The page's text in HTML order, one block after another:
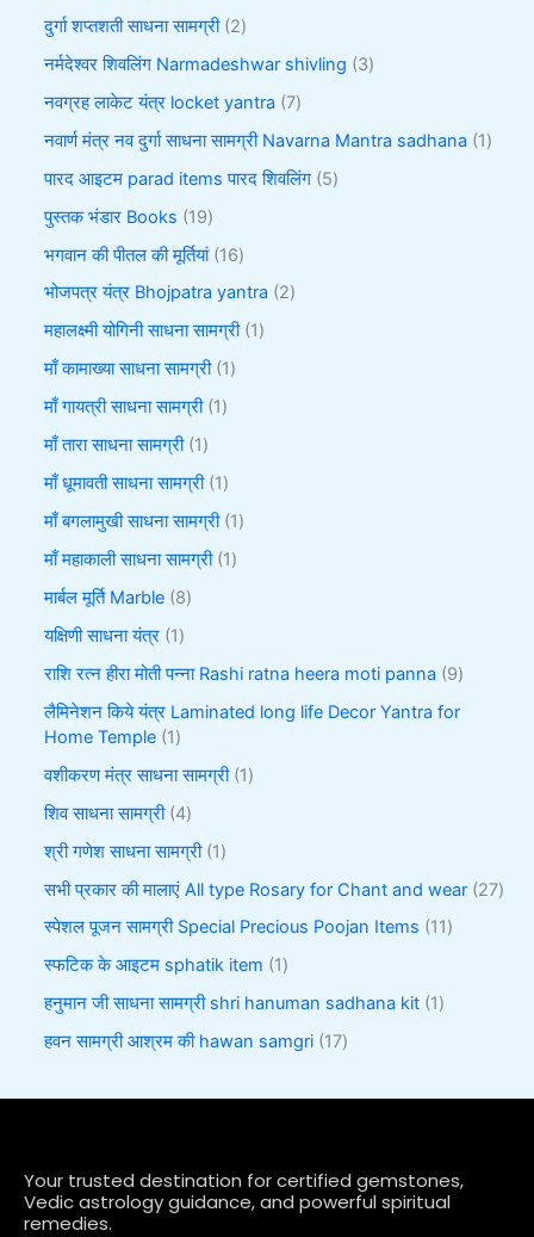
दुर्गा शप्तशती साधना सामग्री 2
नर्मदेश्वर शिवलिंग Narmadeshwar shivling 3
नवग्रह लाकेट यंत्र locket yantra 7
नवार्ण मंत्र नव दुर्गा साधना सामग्री Navarna Mantra sadhana 1
पारद आइटम parad items पारद शिवलिंग 5
पुस्तक भंडार Books 19
भगवान की पीतल की मूर्तियां 16
भोजपत्र यंत्र Bhojpatra yantra 2
महालक्ष्मी योगिनी साधना सामग्री 1
माँ कामाख्या साधना सामग्री 1
माँ गायत्री साधना सामग्री 1
माँ तारा साधना सामग्री 1
माँ धूमावती साधना सामग्री 1
माँ बगलामुखी साधना सामग्री 1
माँ महाकाली साधना सामग्री 1
मार्बल मूर्ति Marble 8
यक्षिणी साधना यंत्र 1
राशि रत्न हीरा मोती पन्ना Rashi ratna heera moti panna 9
लैमिनेशन किये यंत्र Laminated long life Decor Yantra for
Home Temple 1
वशीकरण मंत्र साधना सामग्री 1
शिव साधना सामग्री 4
श्री गणेश साधना सामग्री 1
सभी प्रकार की मालाएं All type Rosary for Chant and wear 27
स्पेशल पूजन सामग्री Special Precious Poojan Items 11
स्फटिक के आइटम sphatik item 1
हनुमान जी साधना सामग्री shri hanuman sadhana kit 1
हवन सामग्री आश्रम की hawan samgri 17
Your trusted destination for certified gemstones,
Vedic astrology guidance, and powerful spiritual
remedies.